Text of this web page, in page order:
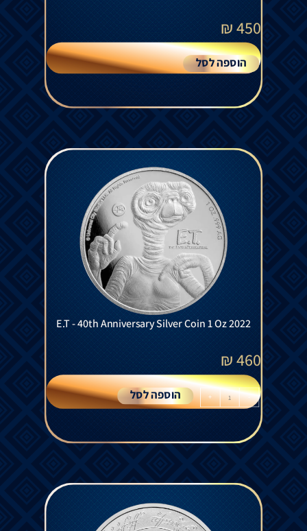
450
₪
הוספה לסל
E.T - 40th Anniversary Silver Coin 1 Oz 2022
460
₪
-
+ הוספה לסל